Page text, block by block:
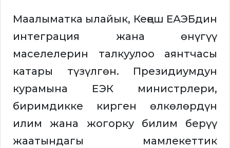
Маалыматка ылайык, Кеңеш ЕАЭБдин
интеграция жана өнүгүү
маселелерин талкуулоо аянтчасы
катары түзүлгөн. Президиумдун
курамына ЕЭК министрлери,
биримдикке кирген өлкөлөрдүн
илим жана жогорку билим берүү
жаатындагы мамлекеттик